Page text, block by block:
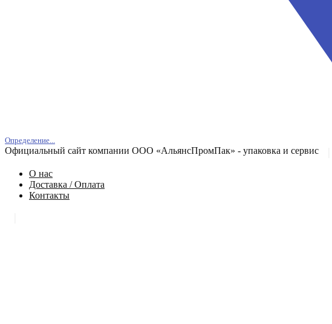
Определение...
Официальный сайт компании ООО «АльянсПромПак» - упаковка и сервис
О нас
Доставка / Оплата
Контакты